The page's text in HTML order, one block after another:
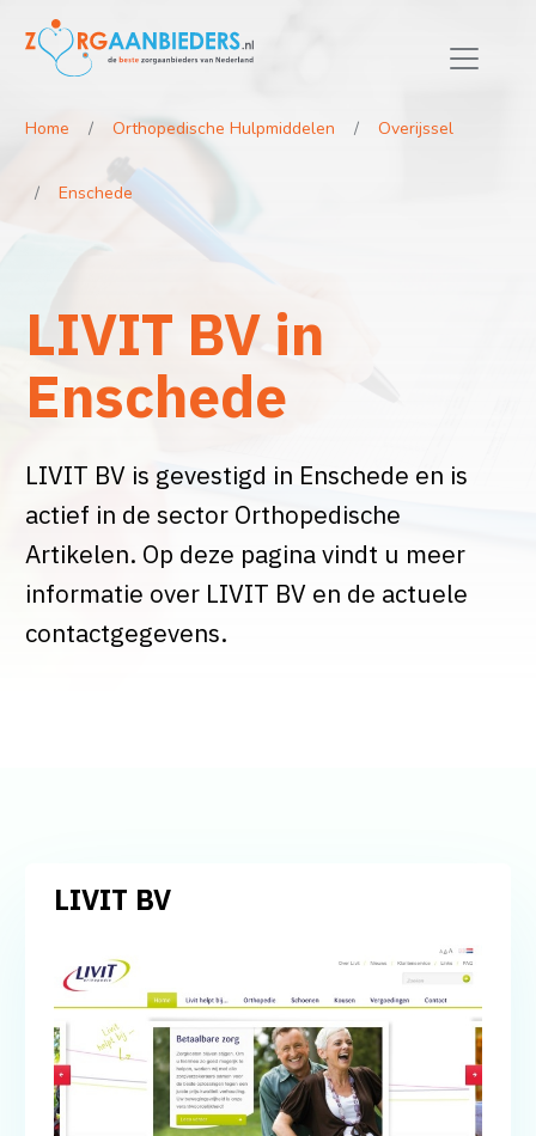
Home Orthopedische Hulpmiddelen Overijssel
Enschede
LIVIT BV in
Enschede
LIVIT BV is gevestigd in Enschede en is
actief in de sector Orthopedische
Artikelen. Op deze pagina vindt u meer
informatie over LIVIT BV en de actuele
contactgegevens.
LIVIT BV